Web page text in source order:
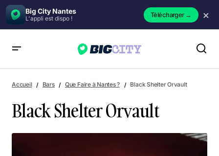
Big City Nantes
L'appli est dispo ! Télécharger→ ×
Accueil Bars Que Faire à Nantes ? Black Shelter Orvault
Black Shelter Orvault